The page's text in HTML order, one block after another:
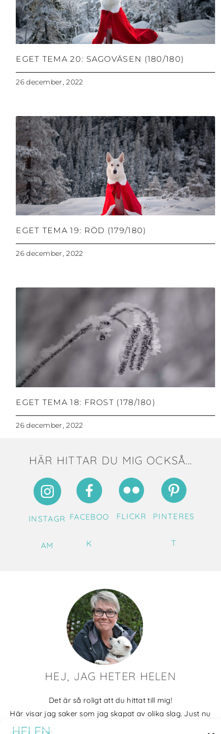
EGET TEMA 20: SAGOVÄSEN (180/180)
26 december, 2022
EGET TEMA 19: RÖD (179/180)
26 december, 2022
EGET TEMA 18: FROST (178/180)
26 december, 2022
HÄR HITTAR DU MIG OCKSÅ...
INSTAGR
AM
FACEBOO
K
FLICKR PINTERES
T
HEJ, JAG HETER HELEN
Det är så roligt att du hittat till mig!
Här visar jag saker som jag skapat av olika slag. Just nu
blir det mycket fotografier och många bilder visar min